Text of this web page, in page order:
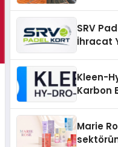
SRV
İhracat
Kleen-
Karbon
Aldı
Marie